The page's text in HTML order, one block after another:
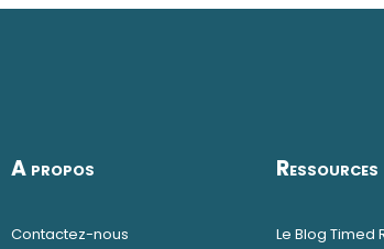
A propos
Contactez-nous
Ressources
Le Blog Timed